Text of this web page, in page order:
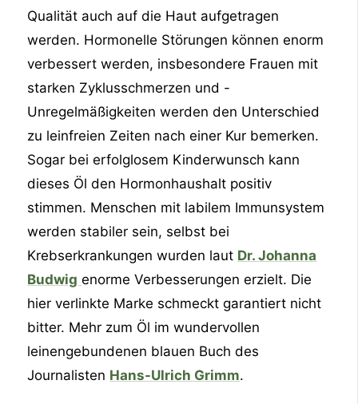
Qualität auch auf die Haut aufgetragen
werden. Hormonelle Störungen können enorm
verbessert werden, insbesondere Frauen mit
starken Zyklusschmerzen und -
Unregelmäßigkeiten werden den Unterschied
zu leinfreien Zeiten nach einer Kur bemerken.
Sogar bei erfolglosem Kinderwunsch kann
dieses Öl den Hormonhaushalt positiv
stimmen. Menschen mit labilem Immunsystem
werden stabiler sein, selbst bei
Krebserkrankungen wurden laut Dr. Johanna
Budwig enorme Verbesserungen erzielt. Die
hier verlinkte Marke schmeckt garantiert nicht
bitter. Mehr zum Öl im wundervollen
leinengebundenen blauen Buch des
Journalisten Hans-Ulrich Grimm.